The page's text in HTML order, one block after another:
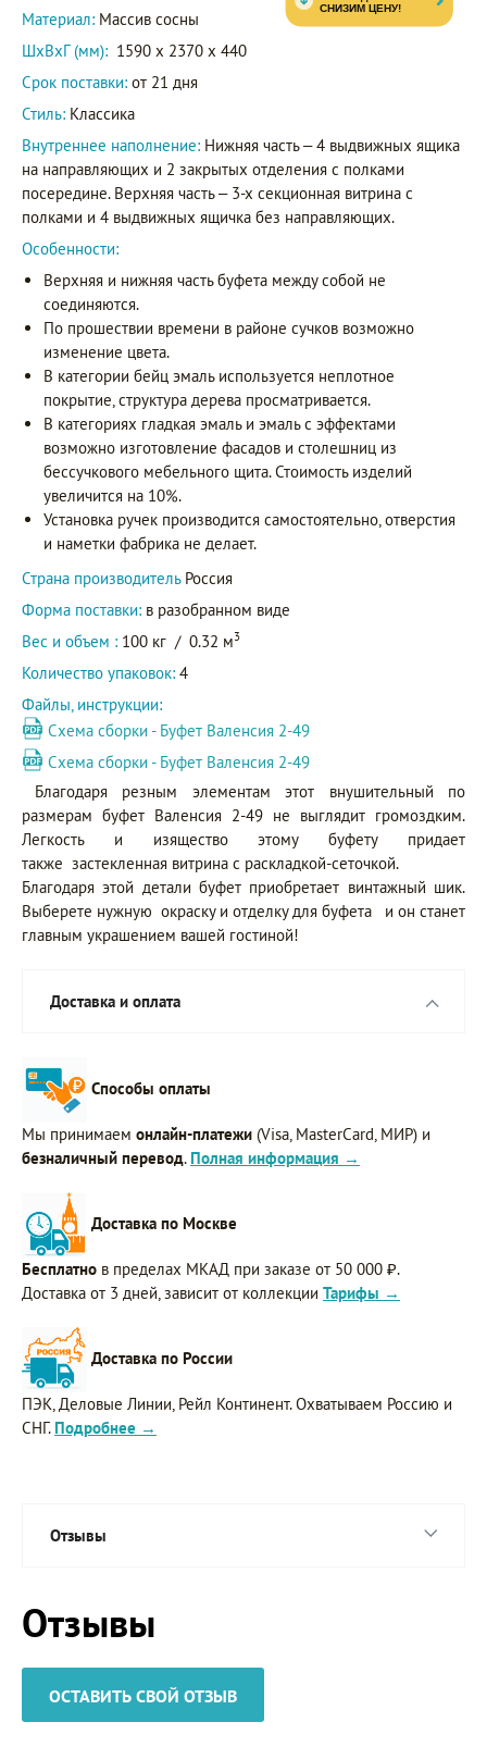
Материал: Массив сосны
ШxВxГ (мм): 1590 x 2370 x 440
Срок поставки: от 21 дня
Стиль: Классика
Внутреннее наполнение: Нижняя часть – 4 выдвижных ящика
на направляющих и 2 закрытых отделения с полками
посередине. Верхняя часть – 3-х секционная витрина с
полками и 4 выдвижных ящичка без направляющих.
Особенности:
Верхняя и нижняя часть буфета между собой не
соединяются.
По прошествии времени в районе сучков возможно
изменение цвета.
В категории бейц эмаль используется неплотное
покрытие, структура дерева просматривается.
В категориях гладкая эмаль и эмаль с эффектами
возможно изготовление фасадов и столешниц из
бессучкового мебельного щита. Стоимость изделий
увеличится на 10%.
Установка ручек производится самостоятельно, отверстия
и наметки фабрика не делает.
Страна производитель Россия
Форма поставки: в разобранном виде
Вес и объем : 100 кг / 0.32 м3
Количество упаковок: 4
Файлы, инструкции:
Схема сборки - Буфет Валенсия 2-49
Схема сборки - Буфет Валенсия 2-49
Благодаря резным элементам этот внушительный по
размерам буфет Валенсия 2-49 не выглядит громоздким.
Легкость и изящество этому буфету придает
также застекленная витрина с раскладкой-сеточкой.
Благодаря этой детали буфет приобретает винтажный шик.
Выберете нужную окраску и отделку для буфета и он станет
главным украшением вашей гостиной!
Доставка и оплата
Способы оплаты
Мы принимаем онлайн-платежи (Visa, MasterCard, МИР) и
безналичный перевод. Полная информация →
Доставка по Москве
Бесплатно в пределах МКАД при заказе от 50 000 ₽.
Доставка от 3 дней, зависит от коллекции Тарифы →
Доставка по России
ПЭК, Деловые Линии, Рейл Континент. Охватываем Россию и
СНГ. Подробнее →
Отзывы
Отзывы
ОСТАВИТЬ СВОЙ ОТЗЫВ